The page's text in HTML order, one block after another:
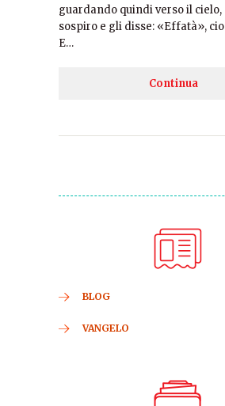
guardando quindi verso il cielo,
sospiro e gli disse: «Effatà»,
E…
Continua
BLOG
VANGELO